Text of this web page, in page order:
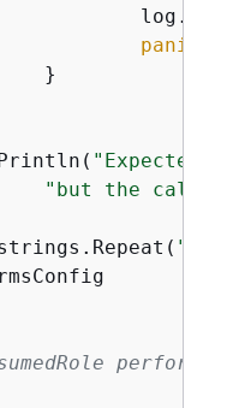
panic
"Expected
"but the call
"-"